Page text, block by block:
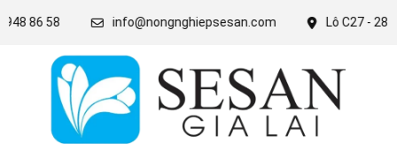
86 58 info@nongnghiepsesan.com Lô C27 - 28 -